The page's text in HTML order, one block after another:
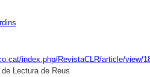
index.php/RevistaCLR/article/view/
Lectura de Reus